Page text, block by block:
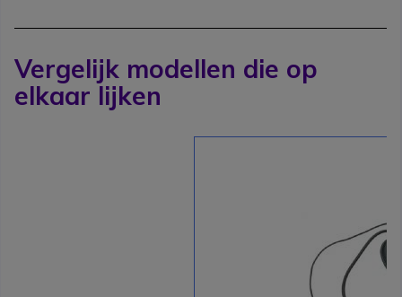
Vergelijk modellen die op
elkaar lijken